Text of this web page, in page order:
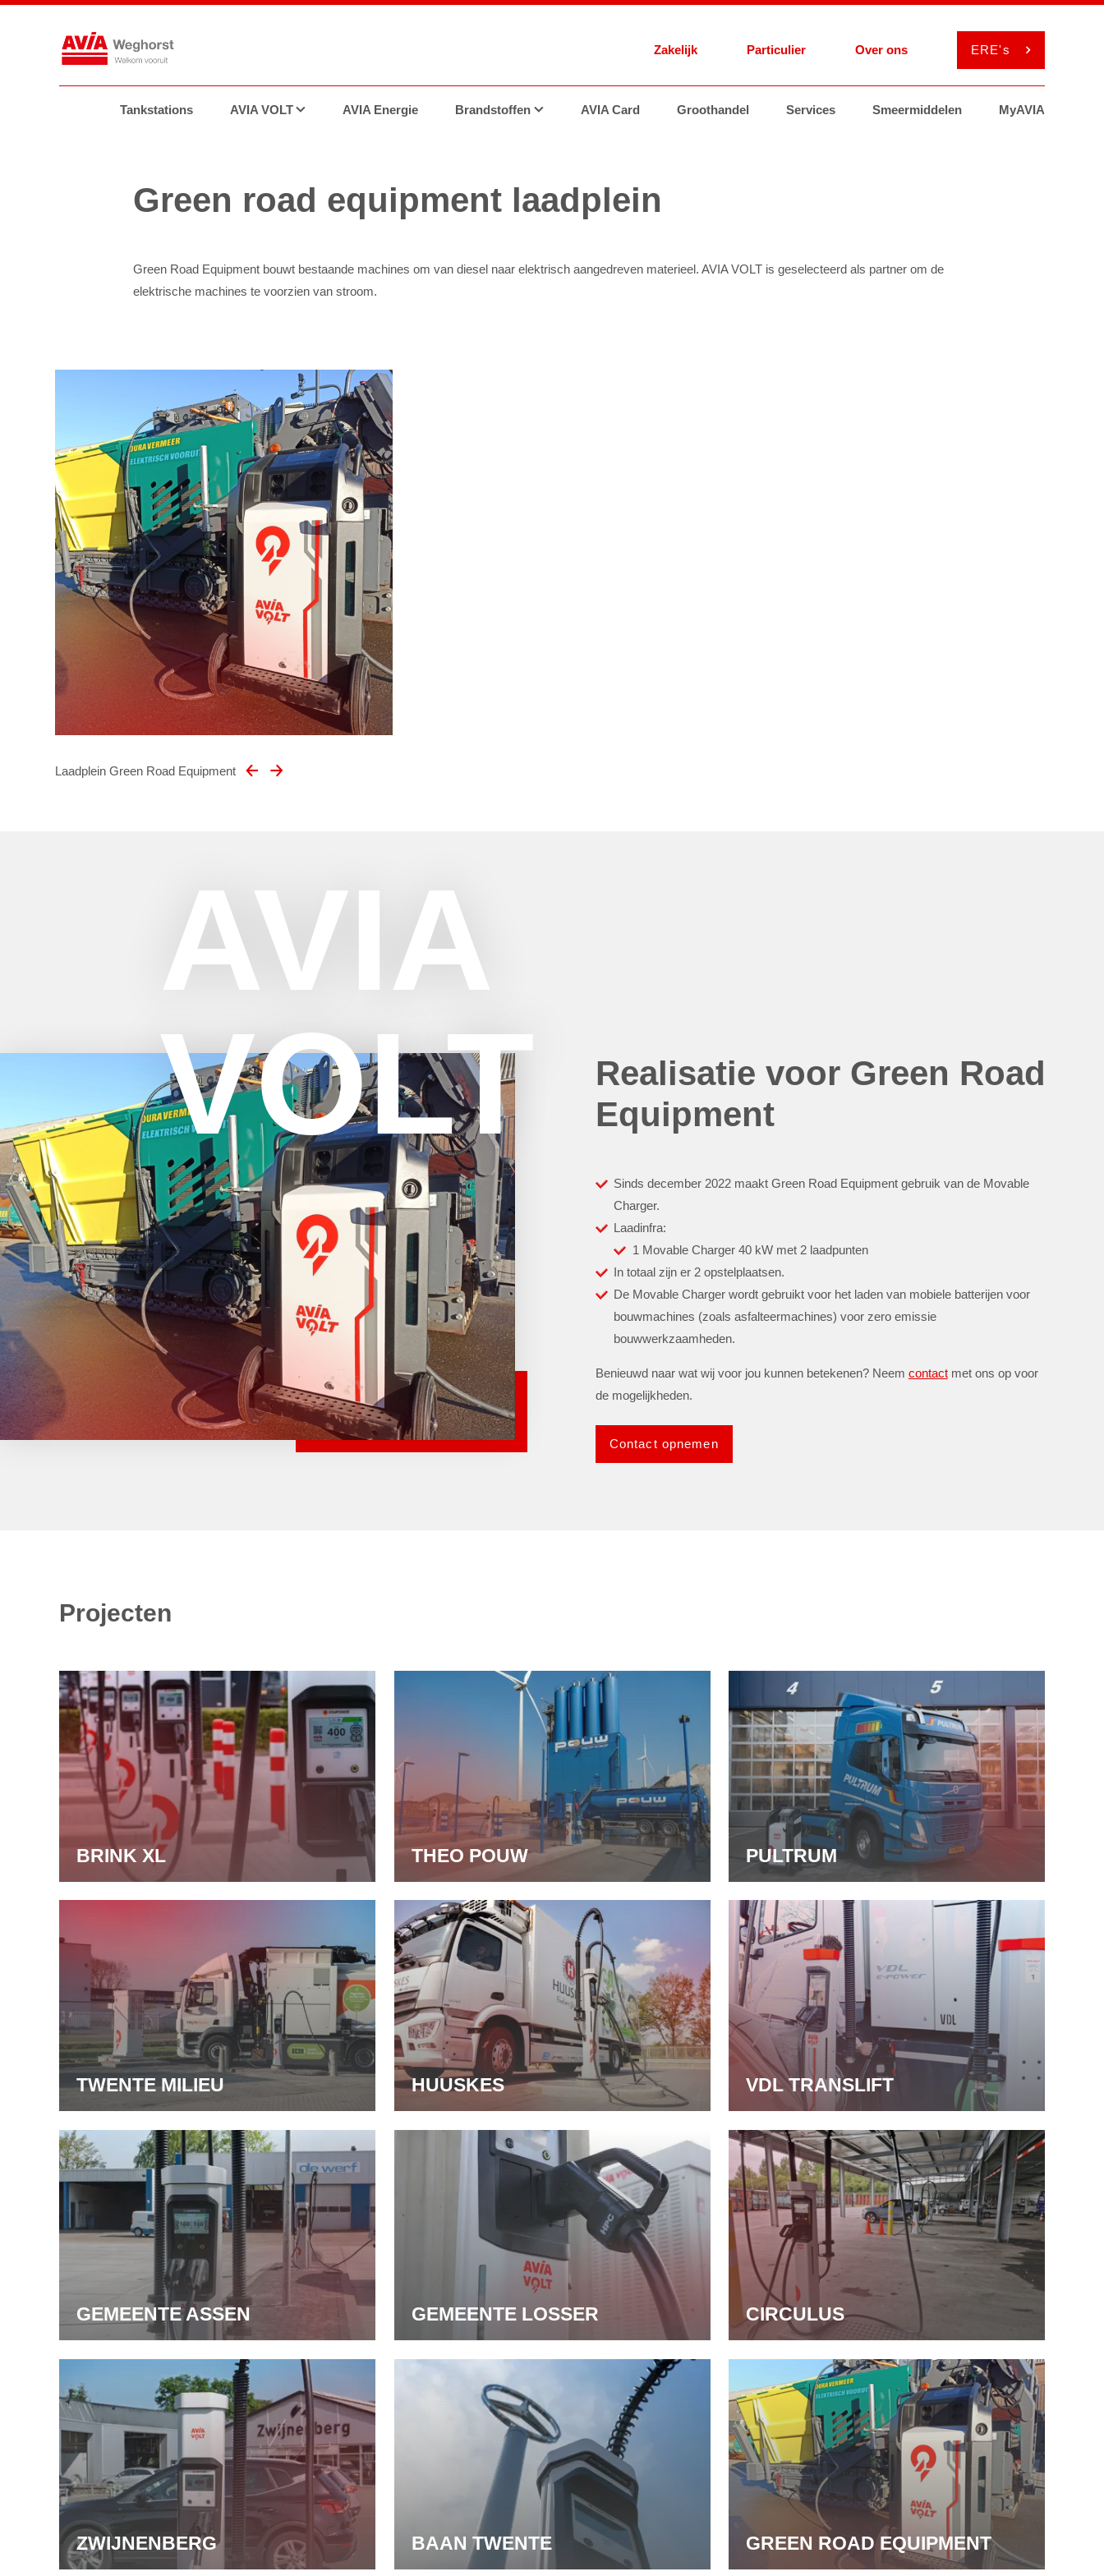
Zakelijk
Tankstations AVIA VOLT AVIA Energie Brandstoffen AVIA Card Groothandel Services Smeermiddelen MyAVIA
Particulier
Tankstations Brandstoffen Services Smeermiddelen ViaAVIA
Over ons
Transitiepartner Geschiedenis FAQ Contact Nieuws Vacatures Word AVIA ondernemer
ERE's
Green road equipment laadplein
Green Road Equipment bouwt bestaande machines om van diesel naar elektrisch aangedreven materieel. AVIA VOLT is geselecteerd als partner om de
elektrische machines te voorzien van stroom.
Laadplein Green Road Equipment
AVIA
VOLT
Realisatie voor Green Road
Equipment
Sinds december 2022 maakt Green Road Equipment gebruik van de Movable
Charger.
Laadinfra:
1 Movable Charger 40 kW met 2 laadpunten
In totaal zijn er 2 opstelplaatsen.
De Movable Charger wordt gebruikt voor het laden van mobiele batterijen voor
bouwmachines (zoals asfalteermachines) voor zero emissie
bouwwerkzaamheden.
Benieuwd naar wat wij voor jou kunnen betekenen? Neem contactmet ons op voor
de mogelijkheden.
Contact opnemen
Projecten
BRINK XL
TWENTE MILIEU
GEMEENTE ASSEN
ZWIJNENBERG
THEO POUW
HUUSKES
GEMEENTE LOSSER
BAAN TWENTE
PULTRUM
VDL TRANSLIFT
CIRCULUS
GREEN ROAD EQUIPMENT